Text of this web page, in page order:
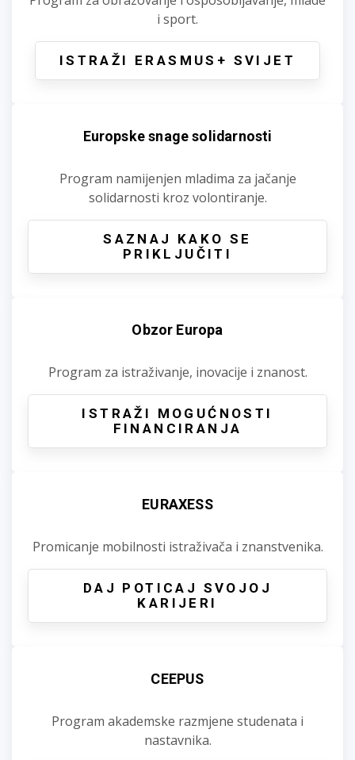
i sport.
ISTRAŽI ERASMUS+ SVIJET
Europske snage solidarnosti
Program namijenjen mladima za jačanje
solidarnosti kroz volontiranje.
SAZNAJ KAKO SE
PRIKLJUČITI
Obzor Europa
Program za istraživanje, inovacije i znanost.
ISTRAŽI MOGUĆNOSTI
FINANCIRANJA
EURAXESS
Promicanje mobilnosti istraživača i znanstvenika.
DAJ POTICAJ SVOJOJ
KARIJERI
CEEPUS
Program akademske razmjene studenata i
nastavnika.